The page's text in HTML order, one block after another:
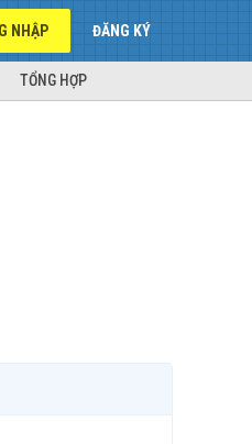
NHẬP ĐĂNG KÝ
TỔNG HỢP